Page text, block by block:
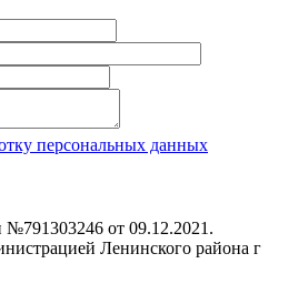
персональных данных
№791303246 от 09.12.2021.
Ленинского района г